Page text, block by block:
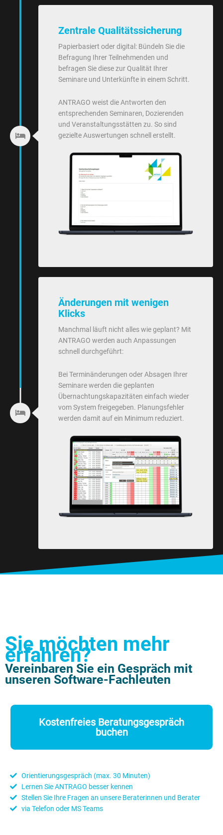
Zentrale Qualitätssicherung
Papierbasiert oder digital: Bündeln Sie die
Befragung Ihrer Teilnehmenden und
befragen Sie diese zur Qualität Ihrer
Seminare und Unterkünfte in einem Schritt.
ANTRAGO weist die Antworten den
entsprechenden Seminaren, Dozierenden
und Veranstaltungsstätten zu. So sind
gezielte Auswertungen schnell erstellt.
Änderungen mit wenigen
Klicks
Manchmal läuft nicht alles wie geplant? Mit
ANTRAGO werden auch Anpassungen
schnell durchgeführt:
Bei Terminänderungen oder Absagen Ihrer
Seminare werden die geplanten
Übernachtungskapazitäten einfach wieder
vom System freigegeben. Planungsfehler
werden damit auf ein Minimum reduziert.
Sie möchten mehr
erfahren?
Vereinbaren Sie ein Gespräch mit
unseren Software-Fachleuten
Kostenfreies Beratungsgespräch
buchen
Orientierungsgespräch (max. 30 Minuten)
Lernen Sie ANTRAGO besser kennen
Stellen Sie Ihre Fragen an unsere Beraterinnen und Berater
via Telefon oder MS Teams